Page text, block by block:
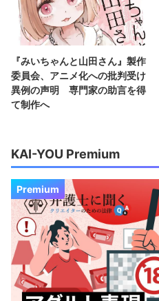
『みいちゃんと山田さん』製作
委員会、アニメ化への批判受け
異例の声明 専門家の助言を得
て制作へ
KAI-YOU Premium
Premium